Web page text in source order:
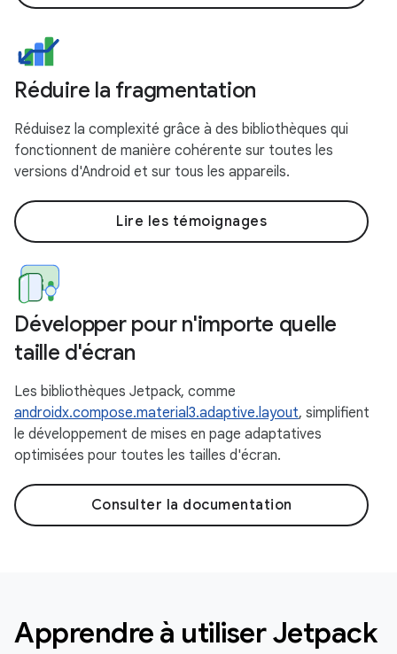
Réduire la fragmentation
Réduisez la complexité grâce à des bibliothèques qui
fonctionnent de manière cohérente sur toutes les
versions d'Android et sur tous les appareils.
Lire les témoignages
Développer pour n'importe quelle
taille d'écran
Les bibliothèques Jetpack, comme
androidx.compose.material3.adaptive.layout, simplifient
le développement de mises en page adaptatives
optimisées pour toutes les tailles d'écran.
Consulter la documentation
Apprendre à utiliser Jetpack